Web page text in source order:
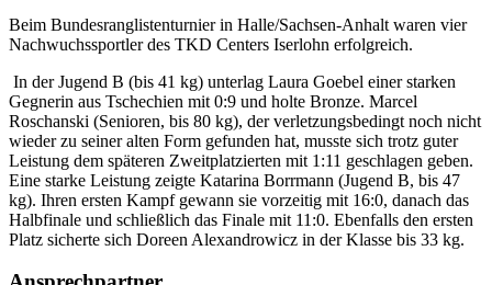
Beim Bundesranglistenturnier in Halle/Sachsen-Anhalt waren vier
Nachwuchssportler des TKD Centers Iserlohn erfolgreich.
In der Jugend B (bis 41 kg) unterlag Laura Goebel einer starken
Gegnerin aus Tschechien mit 0:9 und holte Bronze. Marcel
Roschanski (Senioren, bis 80 kg), der verletzungsbedingt noch nicht
wieder zu seiner alten Form gefunden hat, musste sich trotz guter
Leistung dem späteren Zweitplatzierten mit 1:11 geschlagen geben.
Eine starke Leistung zeigte Katarina Borrmann (Jugend B, bis 47
kg). Ihren ersten Kampf gewann sie vorzeitig mit 16:0, danach das
Halbfinale und schließlich das Finale mit 11:0. Ebenfalls den ersten
Platz sicherte sich Doreen Alexandrowicz in der Klasse bis 33 kg.